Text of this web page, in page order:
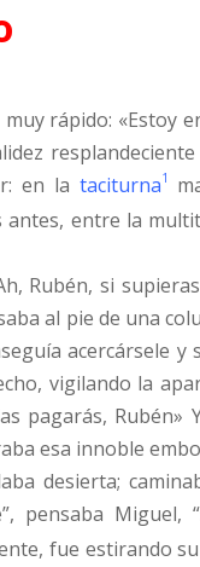
rápido: «Estoy
en la taciturna1
entre la
Rubén, si
al pie de una
acercársele y
vigilando la
pagarás,
esa innoble
desierta;
pensaba Miguel,
fue estirando